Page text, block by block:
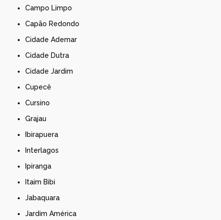
Campo Limpo
Capão Redondo
Cidade Ademar
Cidade Dutra
Cidade Jardim
Cupecê
Cursino
Grajau
Ibirapuera
Interlagos
Ipiranga
Itaim Bibi
Jabaquara
Jardim América